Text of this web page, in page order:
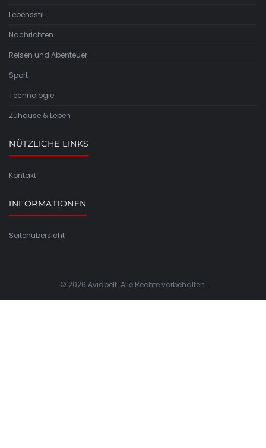
Lebensstil
Nachrichten
Reisen und Abenteuer
Sport
Technologie
Zuhause & Leben
NÜTZLICHE LINKS
Kontakt
INFORMATIONEN
Seitenübersicht
© 2026 Aviabelt. Alle Rechte vorbehalten.